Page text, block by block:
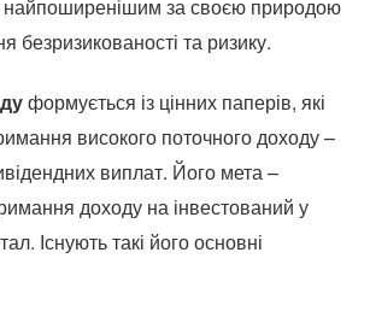
за своєю природою
безризикованості та ризику.
формується із цінних паперів, які
високого поточного доходу –
виплат. Його мета –
доходу на інвестований у
Існують такі його основні